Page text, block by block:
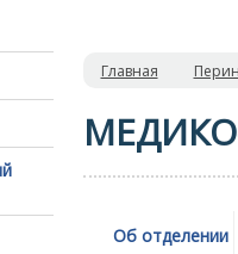
Главная
Об отделении